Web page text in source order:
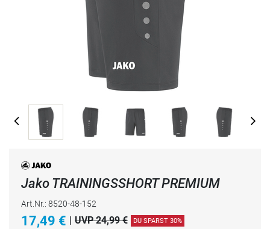
Jako TRAININGSSHORT PREMIUM
Art.Nr.: 8520-48-152
17,49 € UVP 24,99 € DU SPARST 30%